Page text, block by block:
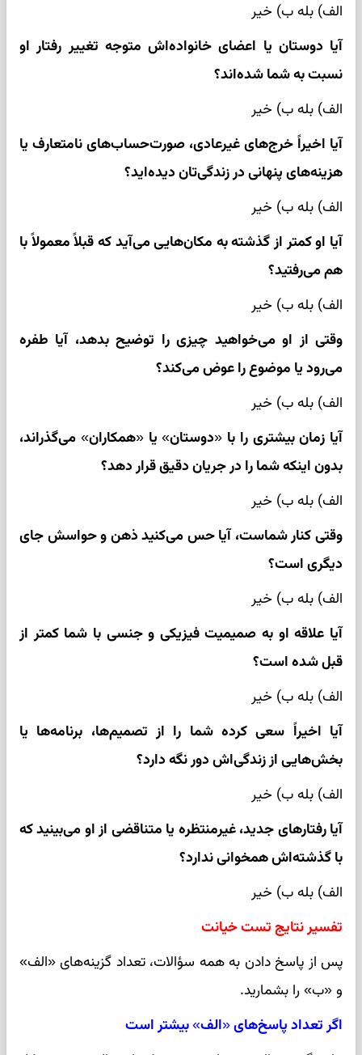
الف) بله ب) خیر
آیا دوستان یا اعضای خانواده‌اش متوجه تغییر رفتار او
نسبت به شما شده‌اند؟
الف) بله ب) خیر
آیا اخیراً خرج‌های غیرعادی، صورت‌حساب‌های نامتعارف یا
هزینه‌های پنهانی در زندگی‌تان دیده‌اید؟
الف) بله ب) خیر
آیا او کمتر از گذشته به مکان‌هایی می‌آید که قبلاً معمولاً با
هم می‌رفتید؟
الف) بله ب) خیر
وقتی از او می‌خواهید چیزی را توضیح بدهد، آیا طفره
می‌رود یا موضوع را عوض می‌کند؟
الف) بله ب) خیر
آیا زمان بیشتری را با «دوستان» یا «همکاران» می‌گذراند،
بدون اینکه شما را در جریان دقیق قرار دهد؟
الف) بله ب) خیر
وقتی کنار شماست، آیا حس می‌کنید ذهن و حواسش جای
دیگری است؟
الف) بله ب) خیر
آیا علاقه او به صمیمیت فیزیکی و جنسی با شما کمتر از
قبل شده است؟
الف) بله ب) خیر
آیا اخیراً سعی کرده شما را از تصمیم‌ها، برنامه‌ها یا
بخش‌هایی از زندگی‌اش دور نگه دارد؟
الف) بله ب) خیر
آیا رفتارهای جدید، غیرمنتظره یا متناقضی از او می‌بینید که
با گذشته‌اش همخوانی ندارد؟
الف) بله ب) خیر
تفسیر نتایج تست خیانت
پس از پاسخ دادن به همه سؤالات، تعداد گزینه‌های «الف»
و «ب» را بشمارید.
اگر تعداد پاسخ‌های «الف» بیشتر است